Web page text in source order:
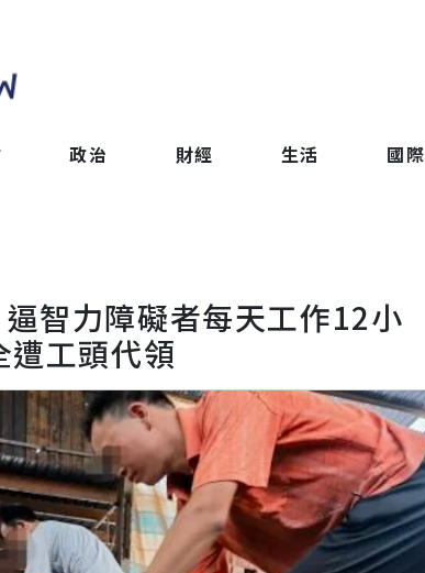
政治 財經 生活 國際
智力障礙者每天工作12小
工頭代領